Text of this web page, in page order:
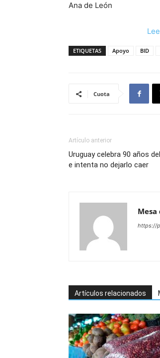
Ana de León
ETIQUETAS Apoyo BID
Cuota
Artículo anterior
Uruguay celebra 90 años
e intenta no dejarlo caer
Mesa
https://
Artículos relacionados